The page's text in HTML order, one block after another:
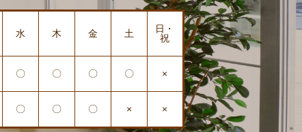
水 木 金 土
日・
祝
〇 〇 〇 〇 ×
〇 〇 〇 × ×